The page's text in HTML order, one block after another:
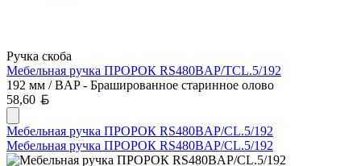
Ручка скоба
Мебельная ручка ПРОРОК RS480BAP/TCL.5/192
192 мм / BAP - Брашированное старинное олово
58,60
Мебельная ручка ПРОРОК RS480BAP/CL.5/192
Мебельная ручка ПРОРОК RS480BAP/CL.5/192